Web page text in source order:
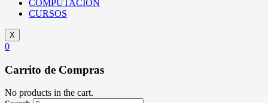
COMPUTACION
CURSOS
X
0
Carrito de Compras
No products in the cart.